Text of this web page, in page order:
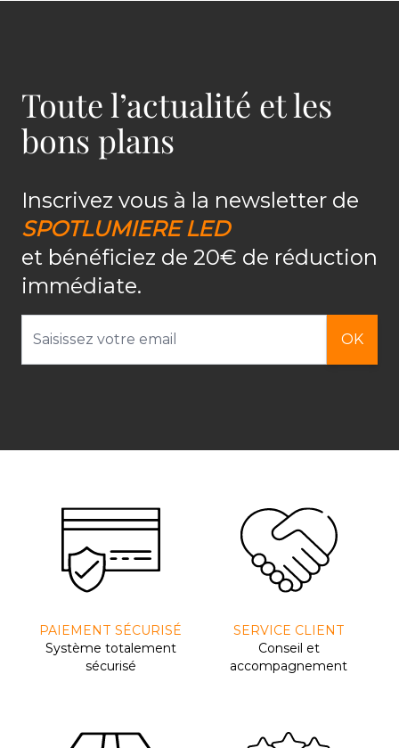
Toute l’actualité et les
bons plans
Inscrivez vous à la newsletter de
SPOTLUMIERE LED
et bénéficiez de 20€ de réduction
immédiate.
OK
PAIEMENT SÉCURISÉ
Système totalement
sécurisé
SERVICE CLIENT
Conseil et
accompagnement